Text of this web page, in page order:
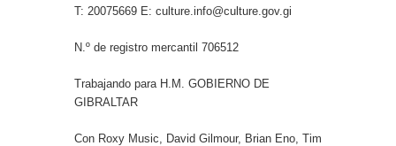
T: 20075669 E: culture.info@culture.gov.gi
N.º de registro mercantil 706512
Trabajando para H.M. GOBIERNO DE
GIBRALTAR
Con Roxy Music, David Gilmour, Brian Eno, Tim